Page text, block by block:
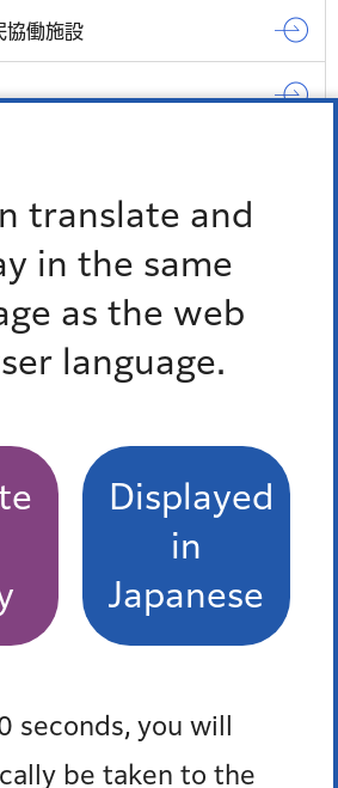
translate and
in the same
as the web
language.
Displayed
in
Japanese
seconds, you will
be taken to the
協働施設
もっとみる